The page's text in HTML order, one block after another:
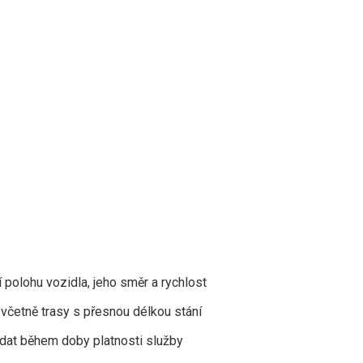
vozidla, jeho směr a rychlost
trasy s přesnou délkou stání
během doby platnosti služby